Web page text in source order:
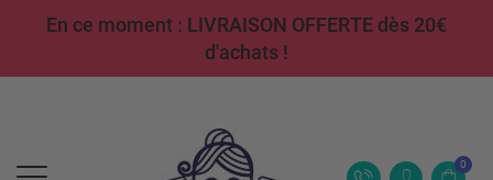
En ce moment : LIVRAISON OFFERTE dès 20€
d'achats !
0